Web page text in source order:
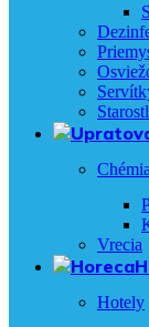
Chémia
Vrecia
Hotely